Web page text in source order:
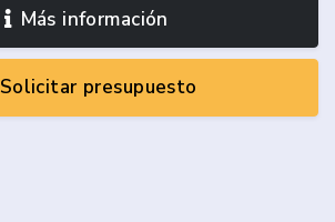
Más información
Solicitar presupuesto